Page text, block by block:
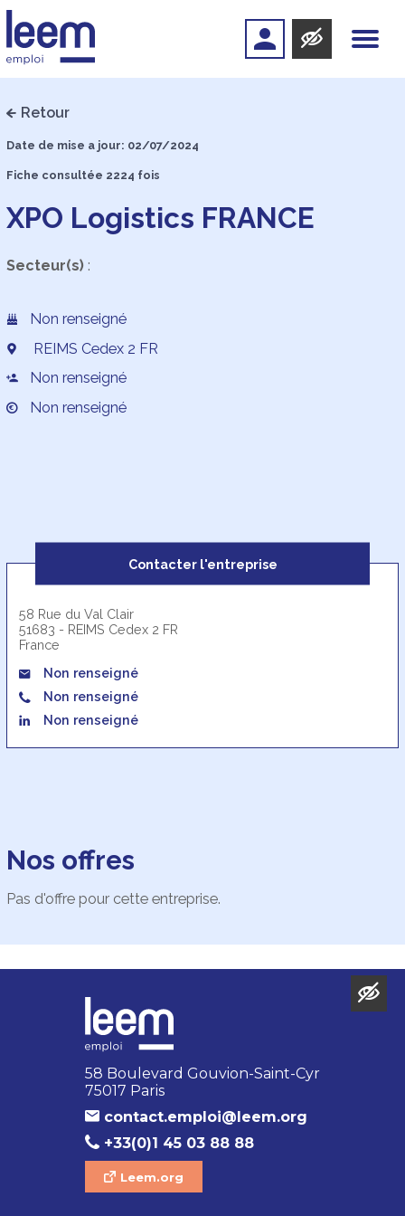
Retour
Date de mise a jour: 02/07/2024
Fiche consultée 2224 fois
XPO Logistics FRANCE
Secteur(s):
Non renseigné
REIMS Cedex 2 FR
Non renseigné
Non renseigné
Contacter l'entreprise
58 Rue du Val Clair
51683 - REIMS Cedex 2 FR
France
Non renseigné
Non renseigné
Non renseigné
Nos offres
Pas d'offre pour cette entreprise.
58 Boulevard Gouvion-Saint-Cyr
75017 Paris
contact.emploi@leem.org
+33(0)1 45 03 88 88
Leem.org